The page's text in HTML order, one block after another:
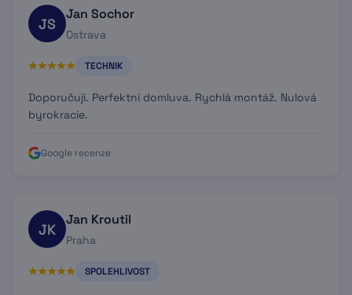
JS
Jan Sochor
Ostrava
TECHNIK
Doporučuji. Perfektní domluva. Rychlá montáž. Nulová
byrokracie.
Google recenze
JK
Jan Kroutil
Praha
SPOLEHLIVOST